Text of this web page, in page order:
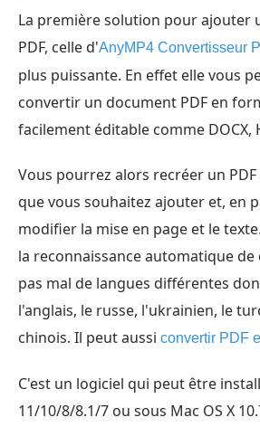
La première solution pour ajouter
PDF, celle d'AnyMP4 Convertisseur
plus puissante. En effet elle vous
convertir un document PDF en
facilement éditable comme DOCX,
Vous pourrez alors recréer un PDF
que vous souhaitez ajouter et, en
modifier la mise en page et le
la reconnaissance automatique de
pas mal de langues différentes
l'anglais, le russe, l'ukrainien, le
chinois. Il peut aussi convertir PDF
C'est un logiciel qui peut être
11/10/8/8.1/7 ou sous Mac OS X